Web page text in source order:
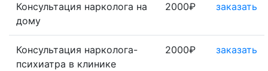
Консультация нарколога на
дому
2000₽ заказать
Консультация нарколога-
психиатра в клинике
2000₽ заказать